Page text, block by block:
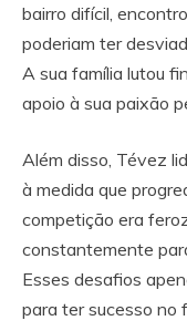
bairro difícil,
poderiam ter
A sua família lutou
apoio à sua paixão
Além disso, Tévez
à medida que
competição era
constantemente
Esses desafios
para ter sucesso no